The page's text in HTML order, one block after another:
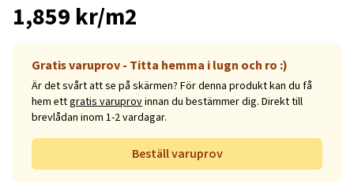
1,859 kr/m2
Gratis varuprov - Titta hemma i lugn och ro :)
Är det svårt att se på skärmen? För denna produkt kan du få
hem ettgratis varuprovinnan du bestämmer dig. Direkt till
brevlådan inom 1-2 vardagar.
Beställ varuprov